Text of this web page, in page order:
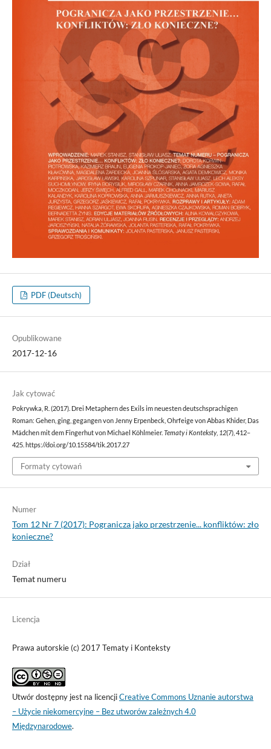
PDF (Deutsch)
Opublikowane
2017-12-16
Jak cytować
Pokrywka, R. (2017). Drei Metaphern des Exils im neuesten deutschsprachigen
Roman: Gehen, ging, gegangen von Jenny Erpenbeck, Ohrfeige von Abbas Khider, Das
Mädchen mit dem Fingerhut von Michael Köhlmeier. Tematy i Konteksty, 12(7), 412–
425. https://doi.org/10.15584/tik.2017.27
Formaty cytowań
Numer
Tom 12 Nr 7 (2017): Pogranicza jako przestrzenie... konfliktów: zło
konieczne?
Dział
Temat numeru
Licencja
Prawa autorskie (c) 2017 Tematy i Konteksty
Utwór dostępny jest na licencjiCreative Commons Uznanie autorstwa
– Użycie niekomercyjne – Bez utworów zależnych 4.0
Międzynarodowe.